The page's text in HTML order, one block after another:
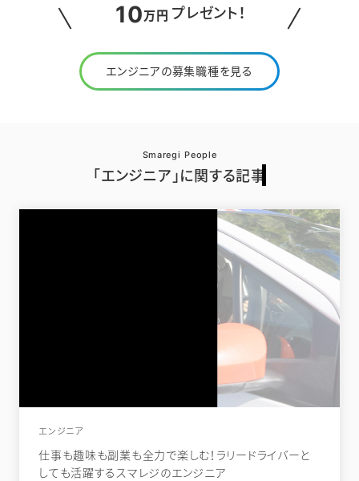
10万円 プレゼント！
エンジニアの募集職種を見る
Smaregi People
「エンジニア」に関する記事
エンジニア
仕事も趣味も副業も全力で楽しむ！ラリードライバーと
しても活躍するスマレジのエンジニア